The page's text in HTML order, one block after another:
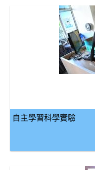
自主學習科學實驗